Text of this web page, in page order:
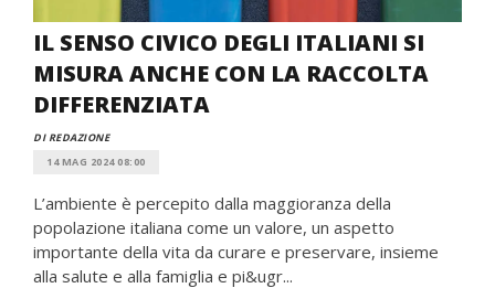
IL SENSO CIVICO DEGLI ITALIANI SI
MISURA ANCHE CON LA RACCOLTA
DIFFERENZIATA
DI REDAZIONE
14 MAG 2024 08:00
L’ambiente è percepito dalla maggioranza della
popolazione italiana come un valore, un aspetto
importante della vita da curare e preservare, insieme
alla salute e alla famiglia e pi&ugr...